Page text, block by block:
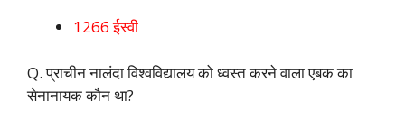
1266 ईस्वी
Q. प्राचीन नालंदा विश्वविद्यालय को ध्वस्त करने वाला एबक का
सेनानायक कौन था?